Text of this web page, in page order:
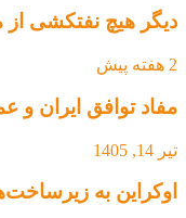
دیگر هیچ نفتکشی
2 هفته پیش
مفاد توافق ایران و
تیر 14, 1405
اوکراین به